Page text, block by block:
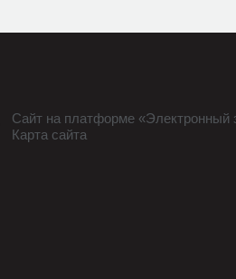
Сайт на платформе «Электронный
Карта сайта